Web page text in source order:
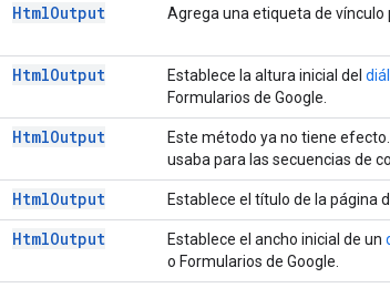
HtmlOutput Agrega una etiqueta de vínculo
HtmlOutput Establece la altura inicial del
Formularios de Google.
HtmlOutput Este método ya no tiene
usaba para las secuencias de
HtmlOutput Establece el título de la página
HtmlOutput Establece el ancho inicial de un
o Formularios de Google.